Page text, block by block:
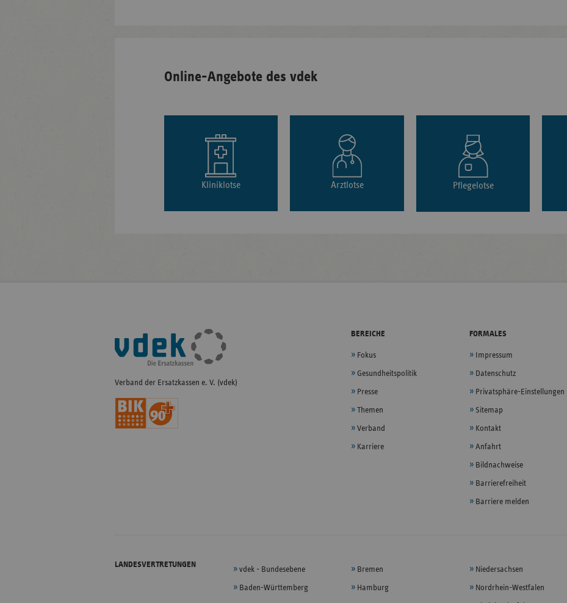
Online-Angebote des vdek
Kliniklotse Arztlotse Pflegelotse
Fußleisten-
Navigation
Verband der Ersatzkassen e. V. (vdek)
BEREICHE
Fokus
Gesundheitspolitik
Presse
Themen
Verband
Karriere
FORMALES
Impressum
Datenschutz
Privatsphäre-Einstellungen
Sitemap
Kontakt
Anfahrt
Bildnachweise
Barrierefreiheit
Barriere melden
LANDESVERTRETUNGEN
vdek - Bundesebene
Baden-Württemberg
Bremen
Hamburg
Niedersachsen
Nordrhein-Westfalen